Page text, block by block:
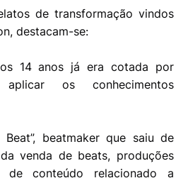
de transformação vindos
destacam-se:
14 anos já era cotada por
os conhecimentos
Beat”, beatmaker que saiu de
venda de beats, produções
de conteúdo relacionado a